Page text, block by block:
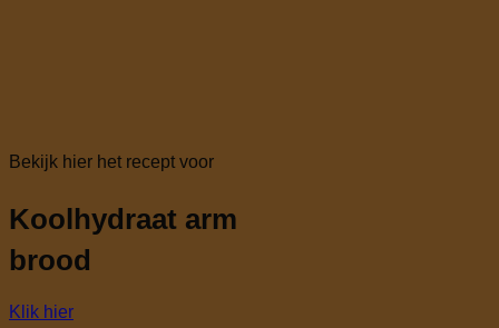
Bekijk hier het recept voor
Koolhydraat arm
brood
Klik hier